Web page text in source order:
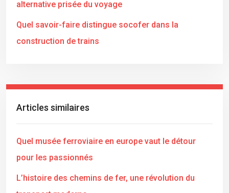
alternative prisée du voyage
Quel savoir-faire distingue socofer dans la
construction de trains
Articles similaires
Quel musée ferroviaire en europe vaut le détour
pour les passionnés
L’histoire des chemins de fer, une révolution du